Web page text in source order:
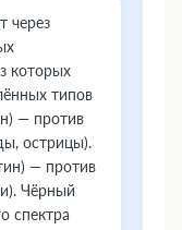
через
которых
типов
— против
острицы).
— против
Чёрный
спектра